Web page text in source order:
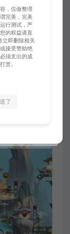
，仅做整理
完美，完美
行测试，严
的权益请直
立即删除相关
接受赞助绝
须支出的成
赏。
了